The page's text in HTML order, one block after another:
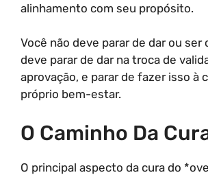
alinhamento com seu propósito.
Você não deve parar de dar ou ser
deve parar de dar na troca de
aprovação, e parar de fazer isso à
próprio bem-estar.
O Caminho Da
O principal aspecto da cura do